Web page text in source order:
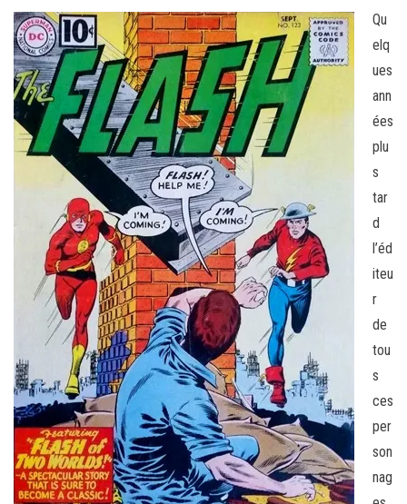
Qu
elq
ues
ann
ées
plu
s
tar
d
l’éd
iteu
r
de
tou
s
ces
per
son
nag